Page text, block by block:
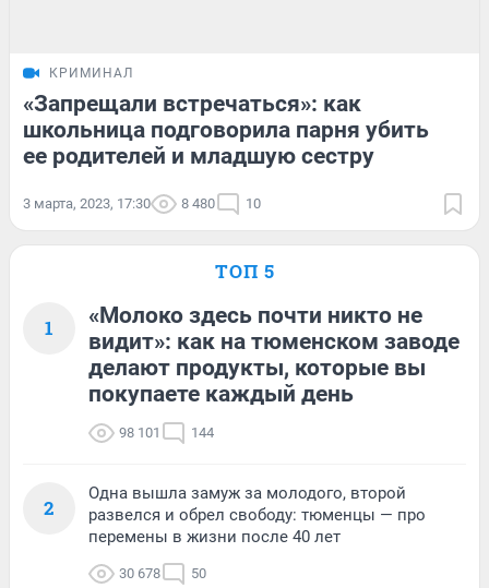
КРИМИНАЛ
«Запрещали встречаться»: как
школьница подговорила парня убить
ее родителей и младшую сестру
3 марта, 2023, 17:30 8 480 10
ТОП 5
1
«Молоко здесь почти никто не
видит»: как на тюменском заводе
делают продукты, которые вы
покупаете каждый день
98 101 144
2
Одна вышла замуж за молодого, второй
развелся и обрел свободу: тюменцы — про
перемены в жизни после 40 лет
30 678 50